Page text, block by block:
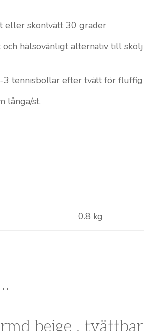
eller skontvätt 30 grader
hälsovänligt alternativ till
tennisbollar efter tvätt för fluffig
långa/st.
0.8 kg
beige , tvättbar